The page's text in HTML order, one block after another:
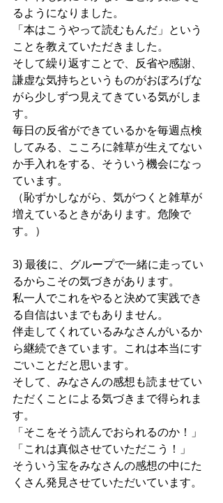
るようになりました。
「本はこうやって読むもんだ」という
ことを教えていただきました。
そして繰り返すことで、反省や感謝、
謙虚な気持ちというものがおぼろげな
がら少しずつ見えてきている気がしま
す。
毎日の反省ができているかを毎週点検
してみる、こころに雑草が生えてない
か手入れをする、そういう機会になっ
ています。
（恥ずかしながら、気がつくと雑草が
増えているときがあります。危険で
す。）
3) 最後に、グループで一緒に走ってい
るからこその気づきがあります。
私一人でこれをやると決めて実践でき
る自信はいまでもありません。
伴走してくれているみなさんがいるか
ら継続できています。これは本当にす
ごいことだと思います。
そして、みなさんの感想も読ませてい
ただくことによる気づきまで得られま
す。
「そこをそう読んでおられるのか！」
「これは真似させていただこう！」
そういう宝をみなさんの感想の中にた
くさん発見させていただいています。